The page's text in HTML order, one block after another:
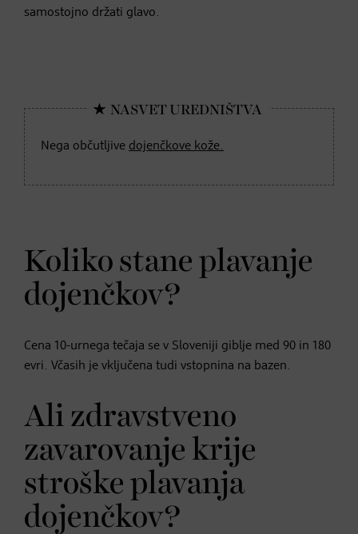
samostojno držati glavo.
Nega občutljive dojenčkove kože.
Koliko stane plavanje
dojenčkov?
Cena 10-urnega tečaja se v Sloveniji giblje med 90 in 180
evri. Včasih je vključena tudi vstopnina na bazen.
Ali zdravstveno
zavarovanje krije
stroške plavanja
dojenčkov?